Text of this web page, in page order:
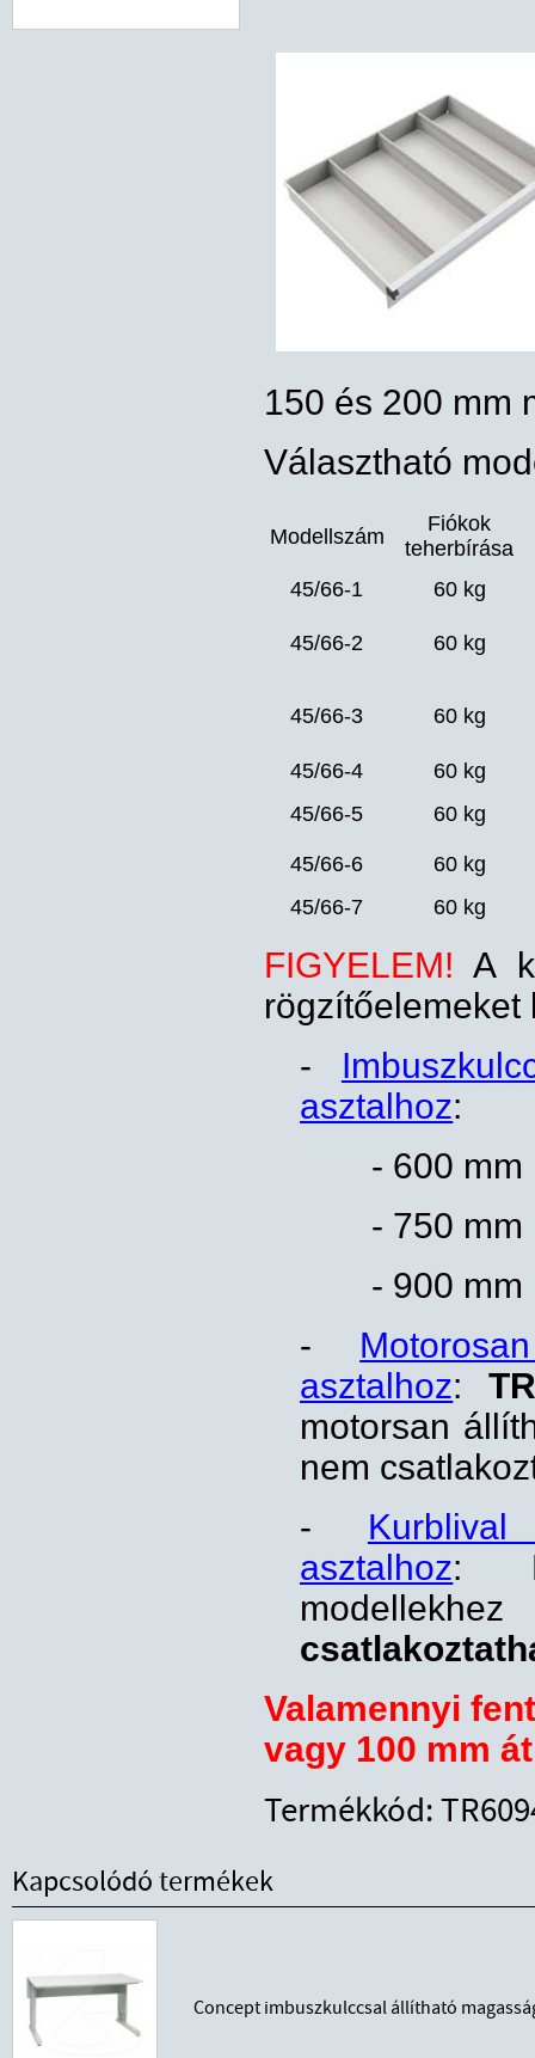
150 és 200 mm
Választható
Modellszám
Fiókok
teherbírása
45/66-1
60 kg
45/66-2 60 kg
45/66-3 60 kg
45/66-4
60 kg
45/66-5
60 kg
45/66-6
60 kg
45/66-7
60 kg
FIGYELEM! A
rögzítőelemeket
-
asztalhoz:
- 600
- 750
- 900
-
asztalhoz:
motorsan
nem
-
asztalhoz:
Valamennyi
vagy 100 mm
Termékkód:
Kapcsolódó termékek
Concept imbuszkulccsal állítható